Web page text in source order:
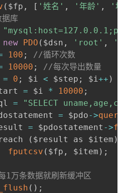
( $fp , [ '姓名' , '年龄' ,
'
库
new PDO ( $dsn , 'root' , ''
100 ;
//循环次数
10000 ;
//每次导出数量
= 0 ; $i < $step ; $i++ )
= $i * 10000 ;
=
"SELECT
= $pdo->query
= $pdostatement ->
( $result as $item )
fputcsv ( $fp , $item ) ;
万条数据就刷新缓冲区
( ) ;